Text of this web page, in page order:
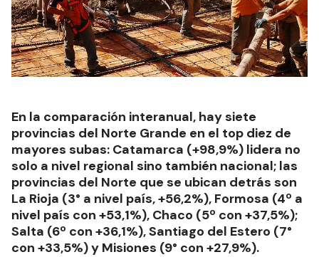
En la comparación interanual, hay siete
provincias del Norte Grande en el top diez de
mayores subas: Catamarca (+98,9%) lidera no
solo a nivel regional sino también nacional; las
provincias del Norte que se ubican detrás son
La Rioja (3° a nivel país, +56,2%), Formosa (4º a
nivel país con +53,1%), Chaco (5º con +37,5%);
Salta (6º con +36,1%), Santiago del Estero (7°
con +33,5%) y Misiones (9° con +27,9%).